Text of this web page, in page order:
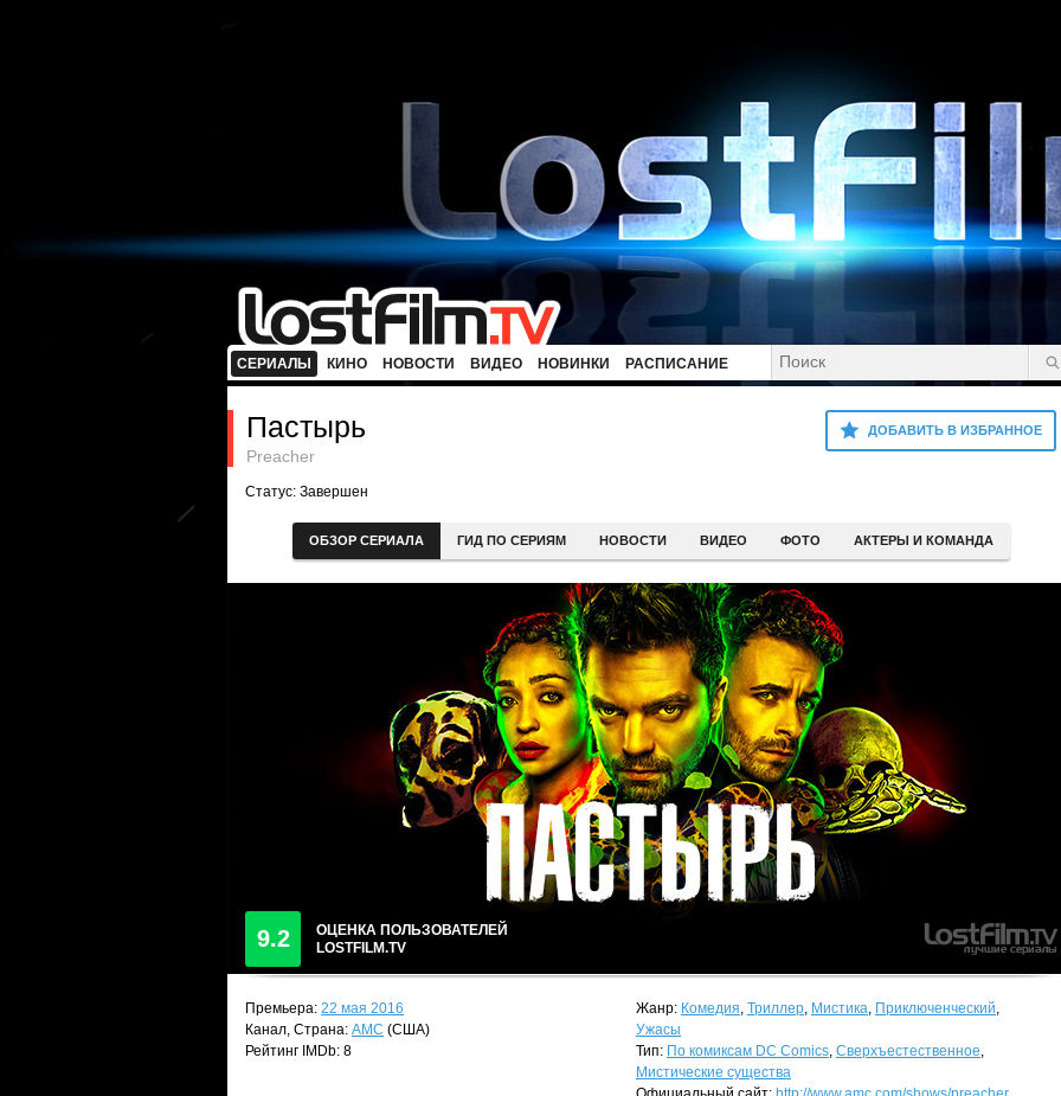
СЕРИАЛЫ КИНО НОВОСТИ ВИДЕО НОВИНКИ РАСПИСАНИЕ
ДОБАВИТЬ В ИЗБРАННОЕ
Пастырь
Preacher
Статус: Завершен
ОБЗОР СЕРИАЛА ГИД ПО СЕРИЯМ НОВОСТИ ВИДЕО ФОТО АКТЕРЫ И КОМАНДА
9.2
ОЦЕНКА ПОЛЬЗОВАТЕЛЕЙ
LOSTFILM.TV
Премьера: 22 мая 2016
Канал, Страна: AMC (США)
Рейтинг IMDb: 8
Жанр: Комедия, Триллер, Мистика, Приключенческий,
Ужасы
Тип: По комиксам DC Comics, Сверхъестественное,
Мистические существа